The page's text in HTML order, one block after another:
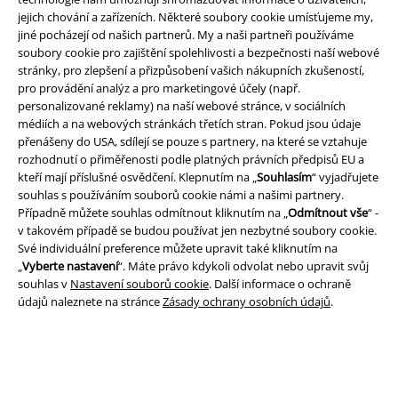
jejich chování a zařízeních. Některé soubory cookie umísťujeme my,
jiné pocházejí od našich partnerů. My a naši partneři používáme
soubory cookie pro zajištění spolehlivosti a bezpečnosti naší webové
stránky, pro zlepšení a přizpůsobení vašich nákupních zkušeností,
pro provádění analýz a pro marketingové účely (např.
personalizované reklamy) na naší webové stránce, v sociálních
médiích a na webových stránkách třetích stran. Pokud jsou údaje
přenášeny do USA, sdílejí se pouze s partnery, na které se vztahuje
rozhodnutí o přiměřenosti podle platných právních předpisů EU a
kteří mají příslušné osvědčení. Klepnutím na „Souhlasím“ vyjadřujete
souhlas s používáním souborů cookie námi a našimi partnery.
Případně můžete souhlas odmítnout kliknutím na „Odmítnout vše“ -
v takovém případě se budou používat jen nezbytné soubory cookie.
Své individuální preference můžete upravit také kliknutím na
„Vyberte nastavení“. Máte právo kdykoli odvolat nebo upravit svůj
souhlas v Nastavení souborů cookie. Další informace o ochraně
údajů naleznete na stránceZásady ochrany osobních údajů.
Právní informace
Podmínky
Prohlášení
Ochrana osobních údajů
Likvidace odpadu a ochrana životního prostředí
Prohlášení o shodě